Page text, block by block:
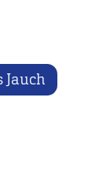
Jauch